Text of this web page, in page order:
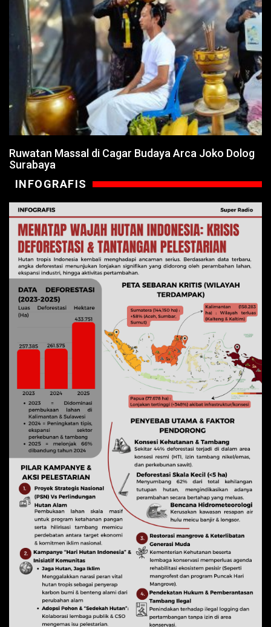
Ruwatan Massal di Cagar Budaya Arca Joko Dolog
Surabaya
INFOGRAFIS